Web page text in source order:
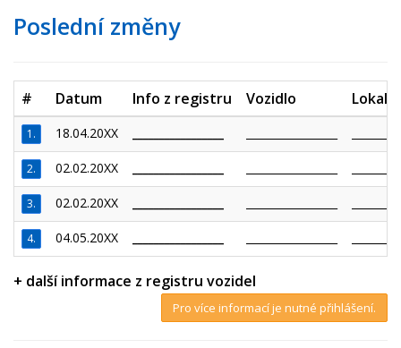
Poslední změny
# Datum Info z registru Vozidlo
1. 18.04.20XX
2. 02.02.20XX
3. 02.02.20XX
4. 04.05.20XX
+ další informace z registru vozidel
Pro více informací je nutné přihlášení.